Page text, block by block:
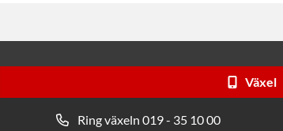
Växel
Ring växeln 019 - 35 10 00